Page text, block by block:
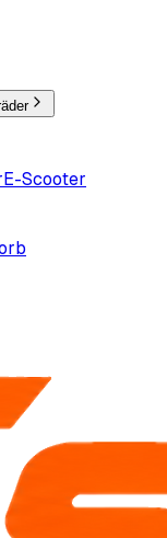
E-Scooter